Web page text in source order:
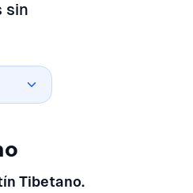
sin
Tibetano.